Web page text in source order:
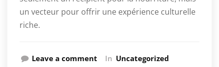
un vecteur pour offrir une expérience culturelle
riche.
Leave a comment In Uncategorized